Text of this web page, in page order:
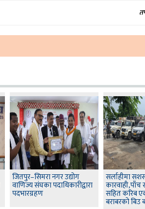
जितपुर–सिमरा नगर उद्योग
वाणिज्य संघका पदाधिकारीद्वारा
पदभारग्रहण
सर्लाहीमा
कारवाही,पाँच
सहित करिब
बराबरको बिउ